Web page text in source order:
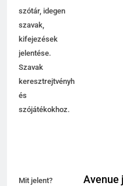
értelmező
szótár, idegen
szavak,
kifejezések
jelentése.
Szavak
keresztrejtvényhez
és